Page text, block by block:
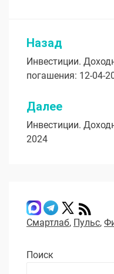
Навигация
по
записям
Назад
Инвестиции.
погашения: 12-04-
Далее
Инвестиции.
2024
Смартлаб, Пульс,
Поиск